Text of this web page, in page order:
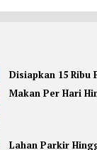
Disiapkan 15 Ribu
Makan Per Hari
Lahan Parkir